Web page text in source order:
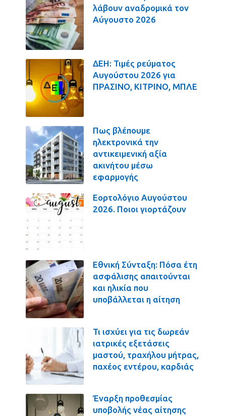
λάβουν αναδρομικά τον
Αύγουστο 2026
ΔΕΗ: Τιμές ρεύματος
Αυγούστου 2026 για
ΠΡΑΣΙΝΟ, ΚΙΤΡΙΝΟ, ΜΠΛΕ
Πως βλέπουμε
ηλεκτρονικά την
αντικειμενική αξία
ακινήτου μέσω
εφαρμογής
Εορτολόγιο Αυγούστου
2026. Ποιοι γιορτάζουν
Εθνική Σύνταξη: Πόσα έτη
ασφάλισης απαιτούνται
και ηλικία που
υποβάλλεται η αίτηση
Τι ισχύει για τις δωρεάν
ιατρικές εξετάσεις
μαστού, τραχήλου μήτρας,
παχέος εντέρου, καρδιάς
Έναρξη προθεσμίας
υποβολής νέας αίτησης